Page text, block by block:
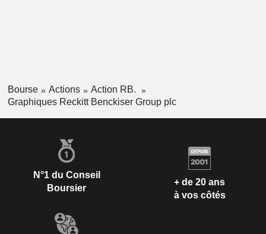
Bourse Actions
Action RB.
Graphiques Reckitt Benckiser Group plc
N°1 du Conseil
Boursier
+ de 20 ans
à vos côtés